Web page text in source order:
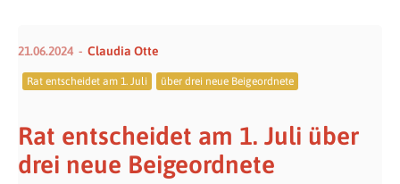
21.06.2024 Claudia Otte
Rat entscheidet am 1. Juli über drei neue Beigeordnete
Rat entscheidet am 1. Juli über
drei neue Beigeordnete